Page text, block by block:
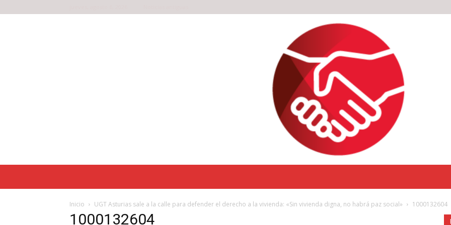
Inicio UGT Asturias sale a la calle para defender el derecho a la vivienda: «Sin vivienda digna, no habrá paz social» 1000132604
1000132604